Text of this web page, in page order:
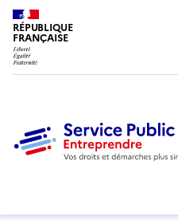
RÉPUBLIQUE
FRANÇAISE